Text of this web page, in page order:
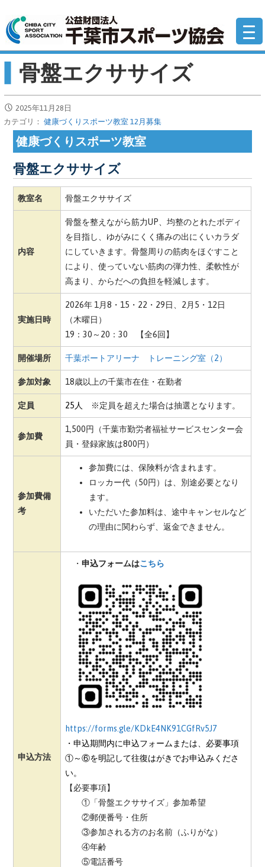
テ
ン
移
動
公
骨盤エクササイズ
2025年11月28日
カテゴリ：健康づくりスポーツ教室 12月募集
健康づくりスポーツ教室
骨盤エクササイズ
教室名 骨盤エクササイズ
内容
骨盤を整えながら筋力UP、均整のとれたボディ
を目指し、ゆがみにくく痛みの出にくいカラダ
にしていきます。骨盤周りの筋肉をほぐすこと
により、使っていない筋肉の弾力性、柔軟性が
高まり、からだへの負担を軽減します。
実施日時
2026年 1月8・15・22・29日、2月5・12日
（木曜日）
19：30～20：30 【全6回】
開催場所 千葉ポートアリーナ トレーニング室（2）
参加対象 18歳以上の千葉市在住・在勤者
定員 25 人 ※定員を超えた場合は抽選となります。
参加費
1,500円（千葉市勤労者福祉サービスセンター会
員・登録家族は800円）
参加費備
考
参加費には、保険料が含まれます。
ロッカー代（50円）は、別途必要となり
ます。
いただいた参加料は、途中キャンセルなど
の理由に関わらず、返金できません。
申込方法
・申込フォームはこちら
https://forms.gle/KDkE4NK91CGfRv5J7
・申込期間内に申込フォームまたは、必要事項
①～⑥を明記して往復はがきでお申込みくださ
い。
【必要事項】
①「骨盤エクササイズ」参加希望
②郵便番号・住所
③参加される方のお名前（ふりがな）
④年齢
⑤電話番号